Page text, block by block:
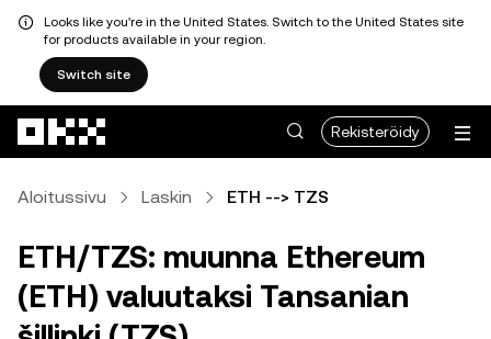
Looks like you're in the United States. Switch to the United States site
for products available in your region.
Switch site
Rekisteröidy
Aloitussivu Laskin ETH --> TZS
ETH/TZS: muunna Ethereum
(ETH) valuutaksi Tansanian